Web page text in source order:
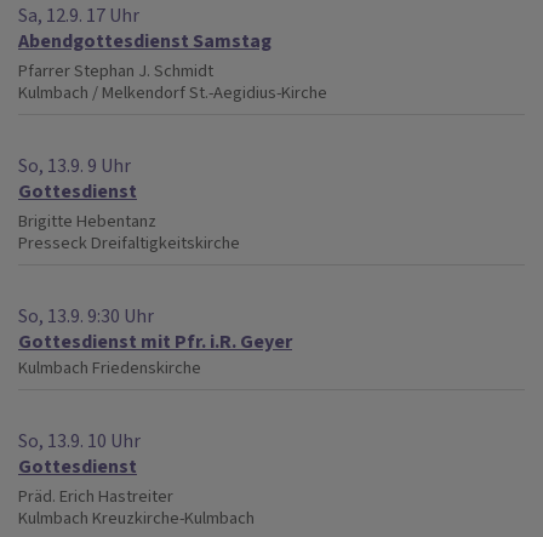
Sa, 12.9. 17 Uhr
Abendgottesdienst Samstag
Pfarrer Stephan J. Schmidt
Kulmbach / MelkendorfSt.-Aegidius-Kirche
So, 13.9. 9 Uhr
Gottesdienst
Brigitte Hebentanz
Presseck Dreifaltigkeitskirche
So, 13.9. 9:30 Uhr
Gottesdienst mit Pfr. i.R. Geyer
Kulmbach Friedenskirche
So, 13.9. 10 Uhr
Gottesdienst
Präd. Erich Hastreiter
Kulmbach Kreuzkirche-Kulmbach